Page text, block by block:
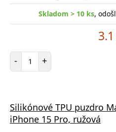
Skladom > 10 ks,
- Počet položiek
+
Silikónové TPU puzdro
iPhone 15 Pro, ružová